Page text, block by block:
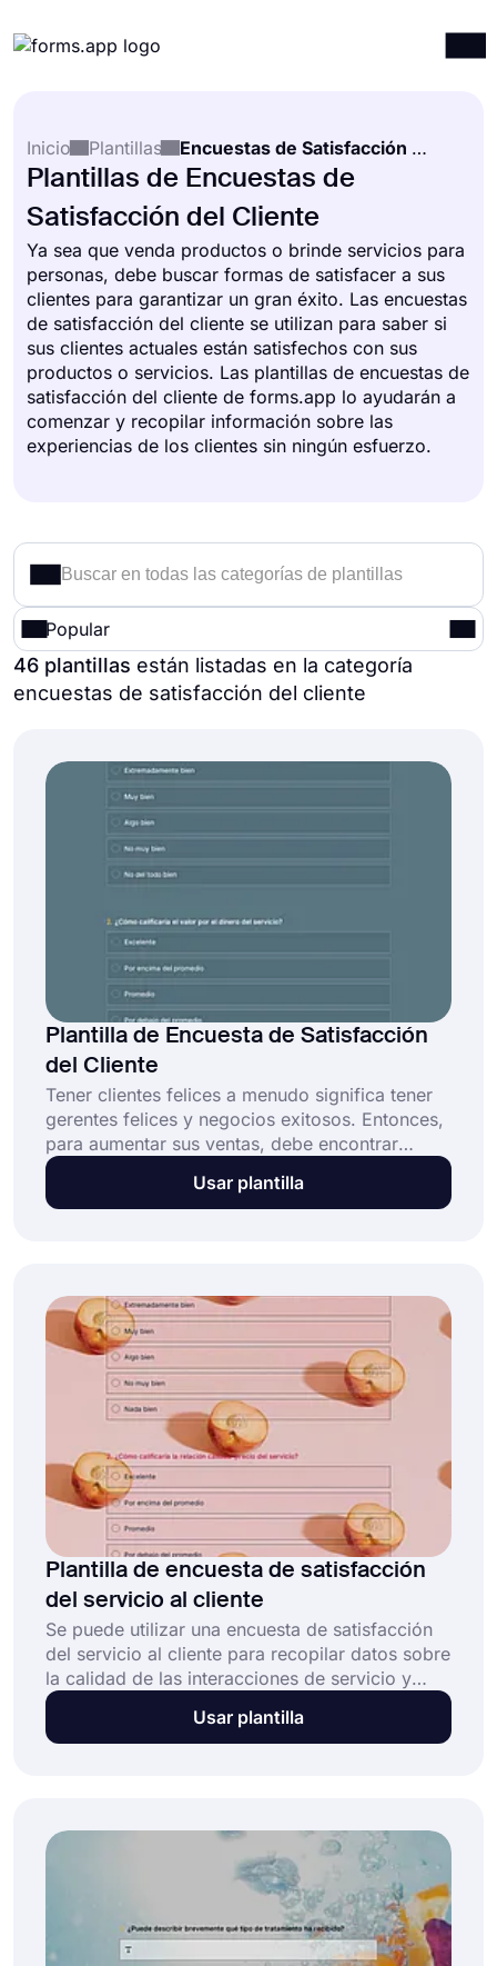
Integraciones
Precios
Inicio
Plantillas Encuestas de Satisfacción del Cliente
Plantillas de Encuestas de
Satisfacción del Cliente
Ya sea que venda productos o brinde servicios para
personas, debe buscar formas de satisfacer a sus
clientes para garantizar un gran éxito. Las encuestas
de satisfacción del cliente se utilizan para saber si
sus clientes actuales están satisfechos con sus
productos o servicios. Las plantillas de encuestas de
satisfacción del cliente de forms.app lo ayudarán a
comenzar y recopilar información sobre las
experiencias de los clientes sin ningún esfuerzo.
Popular
46 plantillas están listadas en la categoría
encuestas de satisfacción del cliente
Plantilla de Encuesta de Satisfacción
del Cliente
Tener clientes felices a menudo significa tener
gerentes felices y negocios exitosos. Entonces,
para aumentar sus ventas, debe encontrar
varias formas de garantizar la satisfacción del
cliente. Y una encuesta de satisfacción del
de satisfacción del cliente gratuita de forms.app
y mejore la experiencia del cliente en poco
tiempo!
Usar plantilla
Plantilla de encuesta de satisfacción
del servicio al cliente
Se puede utilizar una encuesta de satisfacción
del servicio al cliente para recopilar datos sobre
la calidad de las interacciones de servicio y
atención al cliente. Esta plantilla gratuita de
encuesta de satisfacción del cliente en línea
Usar plantilla